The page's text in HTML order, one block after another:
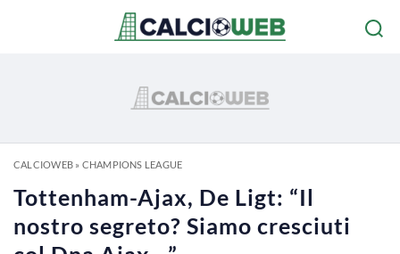
CALCIOWEB» CHAMPIONS LEAGUE
Tottenham-Ajax, De Ligt: “Il
nostro segreto? Siamo cresciuti